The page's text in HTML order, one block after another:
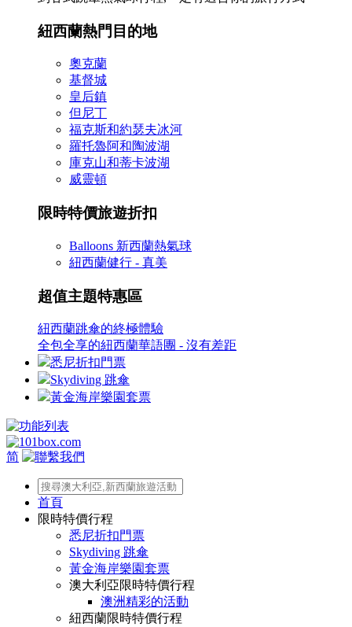
紐西蘭熱門目的地
奧克蘭
基督城
皇后鎮
但尼丁
福克斯和約瑟夫冰河
羅托魯阿和陶波湖
庫克山和蒂卡波湖
威靈頓
限時特價旅遊折扣
Balloons 新西蘭熱氣球
紐西蘭健行 - 真美
超值主題特惠區
紐西蘭跳傘的終極體驗
全包全享的紐西蘭華語團 - 沒有差距
悉尼折扣門票
Skydiving 跳傘
黃金海岸樂園套票
简
首頁
限時特價行程
悉尼折扣門票
Skydiving 跳傘
黃金海岸樂園套票
澳大利亞限時特價行程
澳洲精彩的活動
紐西蘭限時特價行程